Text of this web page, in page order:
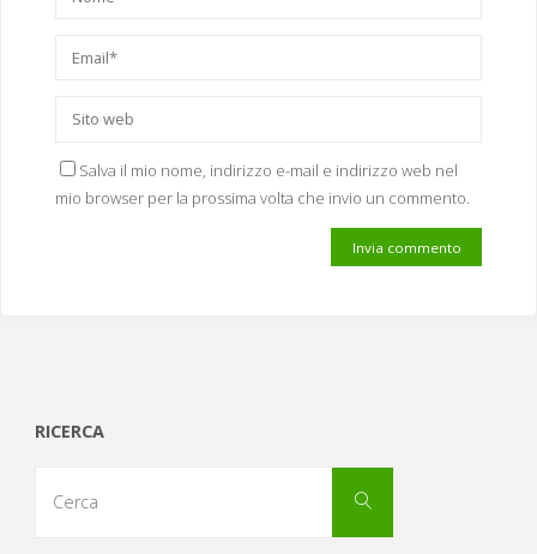
Salva il mio nome, indirizzo e-mail e indirizzo web nel
mio browser per la prossima volta che invio un commento.
RICERCA
Cerca